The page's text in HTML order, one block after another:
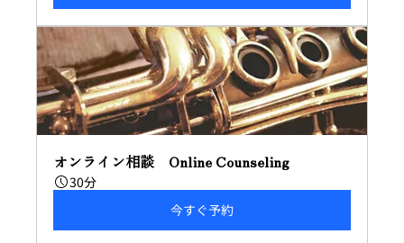
オンライン相談　Online Counseling
30分
今すぐ予約